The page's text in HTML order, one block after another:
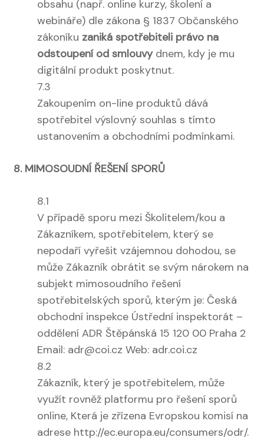
obsahu (např. online kurzy, školení a
webináře) dle zákona § 1837 Občanského
zákoníku zaniká spotřebiteli právo na
odstoupení od smlouvydnem, kdy je mu
digitální produkt poskytnut.
7.3
Zakoupením on-line produktů dává
spotřebitel výslovný souhlas s tímto
ustanovením a obchodními podmínkami.
8. MIMOSOUDNÍ ŘEŠENÍ SPORŮ
8.1
V případě sporu mezi Školitelem/kou a
Zákazníkem, spotřebitelem, který se
nepodaří vyřešit vzájemnou dohodou, se
může Zákazník obrátit se svým nárokem na
subjekt mimosoudního řešení
spotřebitelských sporů, kterým je: Česká
obchodní inspekce Ústřední inspektorát –
oddělení ADR Štěpánská 15 120 00 Praha 2
Email: adr@coi.cz Web: adr.coi.cz
8.2
Zákazník, který je spotřebitelem, může
využít rovněž platformu pro řešení sporů
online, Která je zřízena Evropskou komisí na
adrese http://ec.europa.eu/consumers/odr/.